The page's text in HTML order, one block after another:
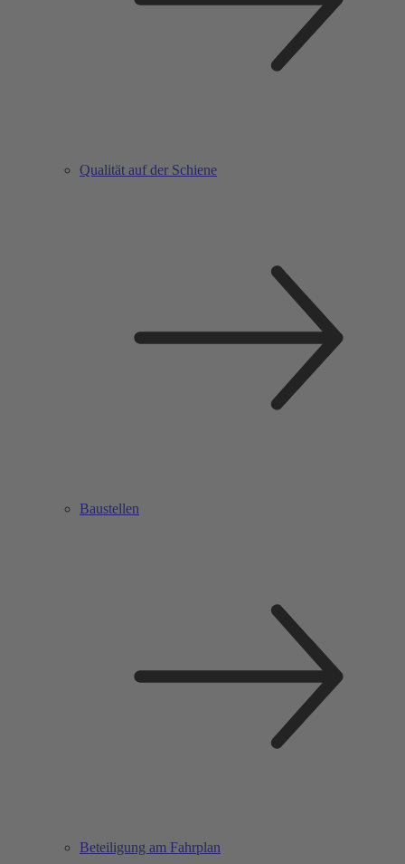
Qualität auf der Schiene
Baustellen
Beteiligung am Fahrplan